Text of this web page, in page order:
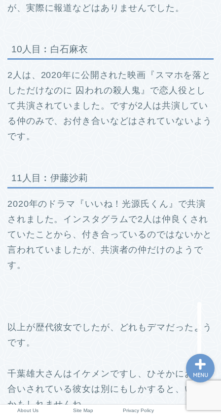
が、実際に報道などはありませんでした。
10人目︰白石麻衣
2人は、2020年に公開された映画『スマホを落と
しただけなのに 囚われの殺人鬼』で恋人役とし
て共演されていました。 ですが2人は共演してい
る仲のみで、お付き合いなどはされていないよう
です。
11人目︰伊藤沙莉
2020年のドラマ『いいね！光源氏くん』で共演
されました。 インスタグラムで2人は仲良くされ
ていたことから、付き合っているのではないかと
言われていましたが、共演者の仲だけのようで
す。
以上が歴代彼女でしたが、どれもデマだったよう
です。
千葉雄大さんはイケメンですし、ひそかにお付き
合いされている彼女は別にもしかすると、いるの
かもしれませんね。
About Us Site Map Privacy Policy
MENU
Site Map
Privacy Policy
小学校情報
所長コラム